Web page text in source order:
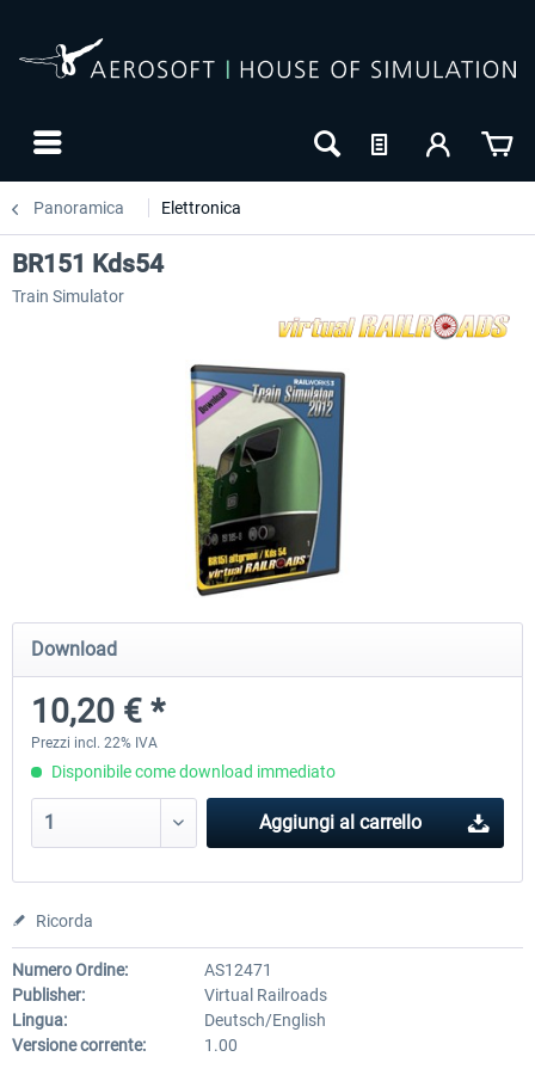
Panoramica Elettronica
ICE 4 (Class 412)
35,83 € *
Stadler Flirt 3
BR151 Kds54
Train Simulator
Download
10,20 € *
Prezzi incl. 22% IVA
Disponibile come download immediato
Aggiungi al carrello
Ricorda
Numero Ordine:
AS12471
Publisher:
Virtual Railroads
Lingua:
Deutsch/English
Versione corrente:
1.00